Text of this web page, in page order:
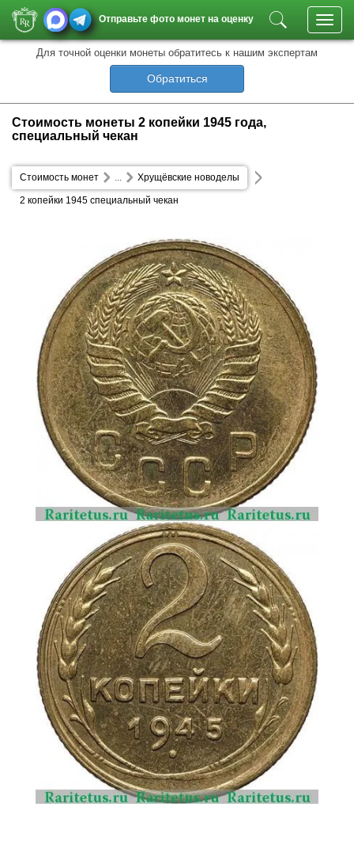
Отправьте фото монет на оценку
Для точной оценки монеты обратитесь к нашим экспертам
Обратиться
Стоимость монеты 2 копейки 1945 года,
специальный чекан
Стоимость монет Хрущёвские новоделы
...
2 копейки 1945 специальный чекан